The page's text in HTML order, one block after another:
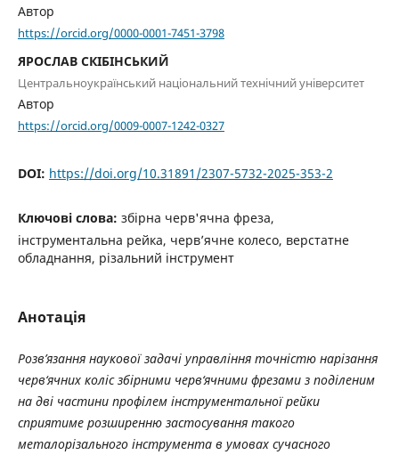
Автор
https://orcid.org/0000-0001-7451-3798
ЯРОСЛАВ СКІБІНСЬКИЙ
Центральноукраїнський національний технічний університет
Автор
https://orcid.org/0009-0007-1242-0327
DOI: https://doi.org/10.31891/2307-5732-2025-353-2
Ключові слова: збірна черв'ячна фреза,
інструментальна рейка, черв’ячне колесо, верстатне
обладнання, різальний інструмент
Анотація
Розв’язання наукової задачі управління точністю нарізання
черв‘ячних коліс збірними черв‘ячними фрезами з поділеним
на дві частини профілем інструментальної рейки
сприятиме розширенню застосування такого
металорізального інструмента в умовах сучасного